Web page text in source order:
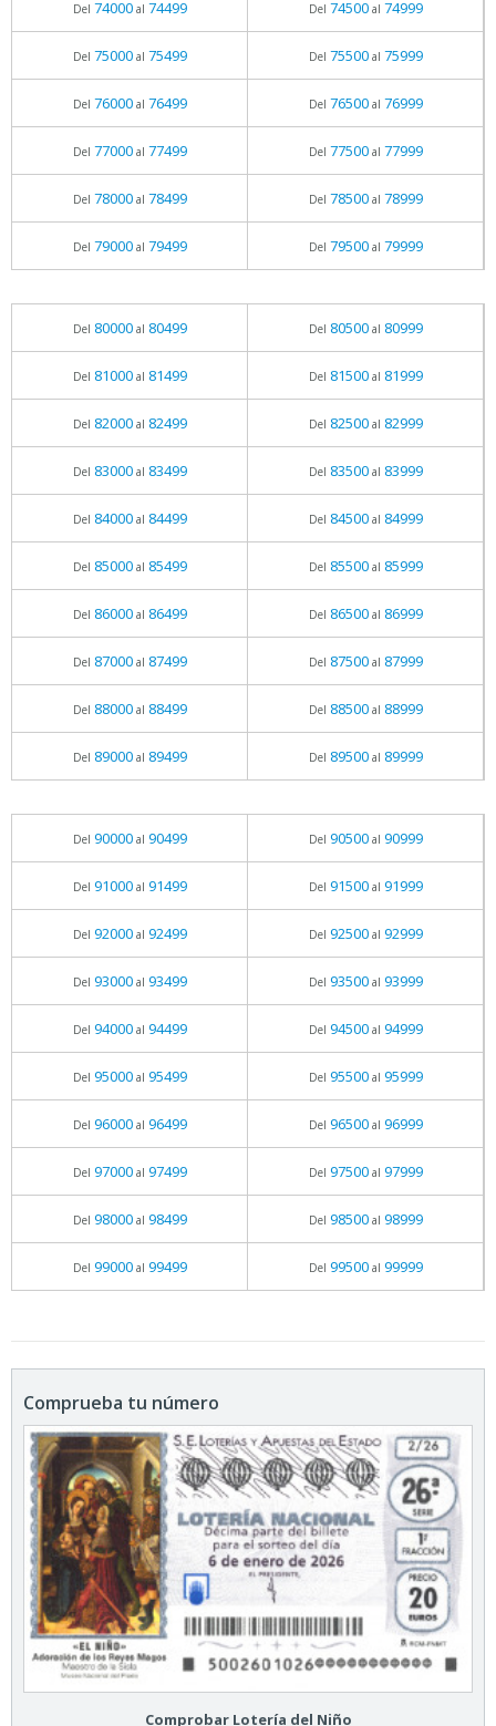
Del 74000al 74499 Del 74500al 74999
Del 75000al 75499 Del 75500al 75999
Del 76000al 76499 Del 76500al 76999
Del 77000al 77499 Del 77500al 77999
Del 78000al 78499 Del 78500al 78999
Del 79000al 79499 Del 79500al 79999
Del 80000al 80499 Del 80500al 80999
Del 81000al 81499 Del 81500al 81999
Del 82000al 82499 Del 82500al 82999
Del 83000al 83499 Del 83500al 83999
Del 84000al 84499 Del 84500al 84999
Del 85000al 85499 Del 85500al 85999
Del 86000al 86499 Del 86500al 86999
Del 87000al 87499 Del 87500al 87999
Del 88000al 88499 Del 88500al 88999
Del 89000al 89499 Del 89500al 89999
Del 90000al 90499 Del 90500al 90999
Del 91000al 91499 Del 91500al 91999
Del 92000al 92499 Del 92500al 92999
Del 93000al 93499 Del 93500al 93999
Del 94000al 94499 Del 94500al 94999
Del 95000al 95499 Del 95500al 95999
Del 96000al 96499 Del 96500al 96999
Del 97000al 97499 Del 97500al 97999
Del 98000al 98499 Del 98500al 98999
Del 99000al 99499 Del 99500al 99999
Comprueba tu número
Comprobar Lotería del Niño